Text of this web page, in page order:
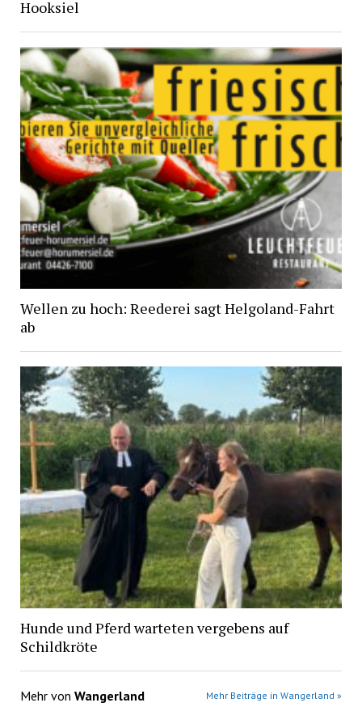
Hooksiel
Wellen zu hoch: Reederei sagt Helgoland-Fahrt
ab
Hunde und Pferd warteten vergebens auf
Schildkröte
Mehr von Wangerland Mehr Beiträge in Wangerland »